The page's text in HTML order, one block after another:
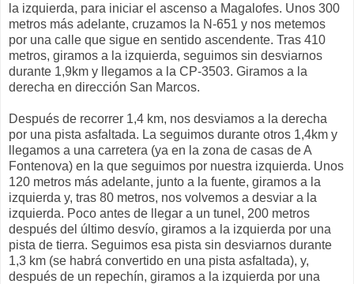
la izquierda, para iniciar el ascenso a Magalofes. Unos 300
metros más adelante, cruzamos la N-651 y nos metemos
por una calle que sigue en sentido ascendente. Tras 410
metros, giramos a la izquierda, seguimos sin desviarnos
durante 1,9km y llegamos a la CP-3503. Giramos a la
derecha en dirección San Marcos.
Después de recorrer 1,4 km, nos desviamos a la derecha
por una pista asfaltada. La seguimos durante otros 1,4km y
llegamos a una carretera (ya en la zona de casas de A
Fontenova) en la que seguimos por nuestra izquierda. Unos
120 metros más adelante, junto a la fuente, giramos a la
izquierda y, tras 80 metros, nos volvemos a desviar a la
izquierda. Poco antes de llegar a un tunel, 200 metros
después del último desvío, giramos a la izquierda por una
pista de tierra. Seguimos esa pista sin desviarnos durante
1,3 km (se habrá convertido en una pista asfaltada), y,
después de un repechín, giramos a la izquierda por una